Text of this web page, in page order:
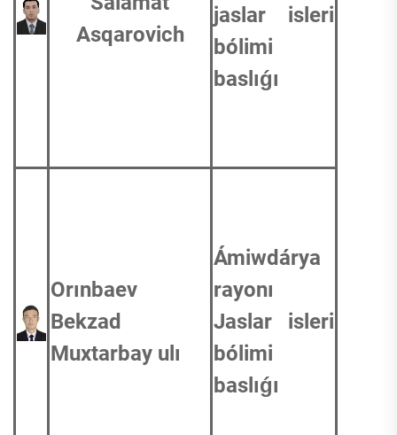
Asqarovich
jaslar isleri
bólimi
baslıǵı
Orınbaev
Bekzad
Muxtarbay ulı
Ámiwdárya
rayonı
Jaslar isleri
bólimi
baslıǵı